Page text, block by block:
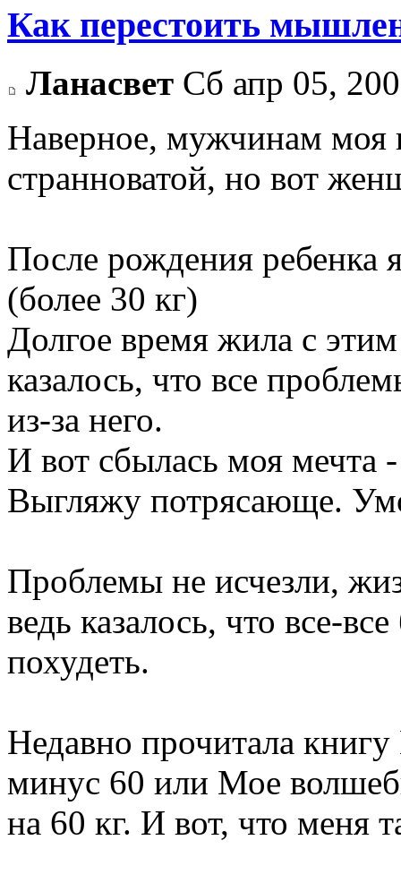
Как перестоить
Ланасвет Сб апр 05,
Наверное, мужчинам моя
странноватой, но вот
После рождения ребенка
(более 30 кг)
Долгое время жила с
казалось, что все
из-за него.
И вот сбылась моя мечта
Выгляжу потрясающе.
Проблемы не исчезли,
ведь казалось, что все-
похудеть.
Недавно прочитала
минус 60 или Мое
на 60 кг. И вот, что меня